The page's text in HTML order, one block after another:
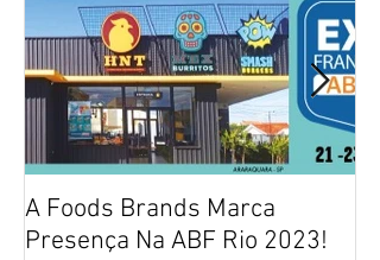
A Foods Brands Marca
Presença Na ABF Rio 2023!